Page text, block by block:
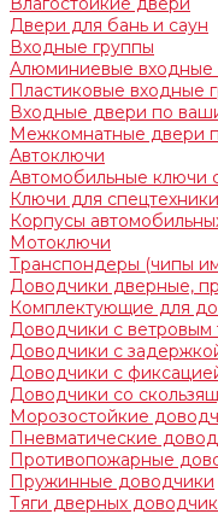
Двери для бань и саун
Входные группы
Алюминиевые входные
Пластиковые входные
Входные двери по
Межкомнатные двери
Автоключи
Автомобильные ключи
Ключи для спецтехники
Корпусы
Мотоключи
Транспондеры (чипы
Доводчики дверные,
Комплектующие для
Доводчики с ветровым
Доводчики с
Доводчики с
Доводчики со
Морозостойкие
Пневматические
Противопожарные
Пружинные доводчики
Тяги дверных